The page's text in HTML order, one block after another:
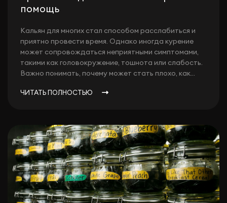
помощь
Кальян для многих стал способом расслабиться и
приятно провести время. Однако иногда курение
может сопровождаться неприятными симптомами,
такими как головокружение, тошнота или слабость.
Важно понимать, почему может стать плохо, как...
ЧИТАТЬ ПОЛНОСТЬЮ